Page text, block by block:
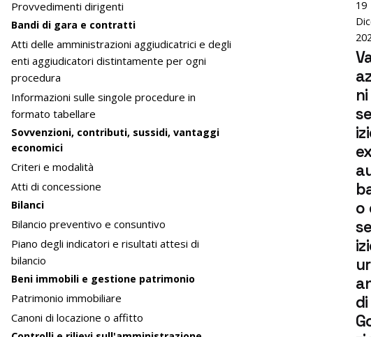
Provvedimenti dirigenti
Bandi di gara e contratti
Atti delle amministrazioni aggiudicatrici e degli
enti aggiudicatori distintamente per ogni
procedura
Informazioni sulle singole procedure in
formato tabellare
Sovvenzioni, contributi, sussidi, vantaggi
economici
Criteri e modalità
Atti di concessione
Bilanci
Bilancio preventivo e consuntivo
Piano degli indicatori e risultati attesi di
bilancio
Beni immobili e gestione patrimonio
Patrimonio immobiliare
Canoni di locazione o affitto
19
ni
o
di